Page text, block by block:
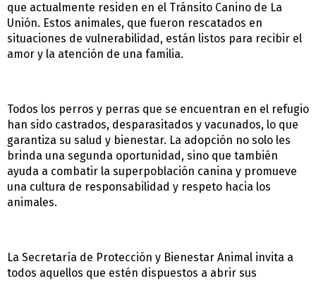
que actualmente residen en el Tránsito Canino de La
Unión. Estos animales, que fueron rescatados en
situaciones de vulnerabilidad, están listos para recibir el
amor y la atención de una familia.
Todos los perros y perras que se encuentran en el refugio
han sido castrados, desparasitados y vacunados, lo que
garantiza su salud y bienestar. La adopción no solo les
brinda una segunda oportunidad, sino que también
ayuda a combatir la superpoblación canina y promueve
una cultura de responsabilidad y respeto hacia los
animales.
La Secretaría de Protección y Bienestar Animal invita a
todos aquellos que estén dispuestos a abrir sus